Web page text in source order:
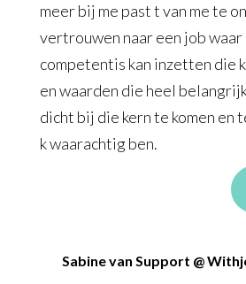
meer bij me past t van me te
vertrouwen naar een job waar
competentis kan inzetten die
en waarden die heel
dicht bij die kern te komen en
k waarachtig ben.
Sabine van Support @